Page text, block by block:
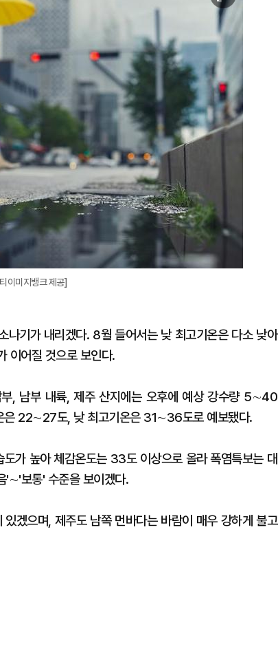
미
지
대
이미지뱅크 제공]
기가 내리겠다. 8월 들어서는 낮 최고기온은 다소 낮아
이어질 것으로 보인다.
, 남부 내륙, 제주 산지에는 오후에 예상 강수량 5∼40
22∼27도, 낮 최고기온은 31∼36도로 예보됐다.
가 높아 체감온도는 33도 이상으로 올라 폭염특보는 대
'∼'보통' 수준을 보이겠다.
겠으며, 제주도 남쪽 먼바다는 바람이 매우 강하게 불고